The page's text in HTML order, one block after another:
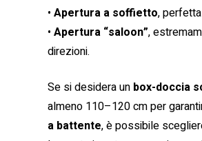
• Apertura a soffietto,
• Apertura “saloon”,
direzioni.
Se si desidera un box-doccia
almeno 110–120 cm per
a battente, è possibile